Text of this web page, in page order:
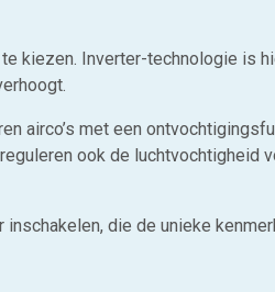
kiezen. Inverter-technologie is
airco’s met een
ook de luchtvochtigheid
die de unieke